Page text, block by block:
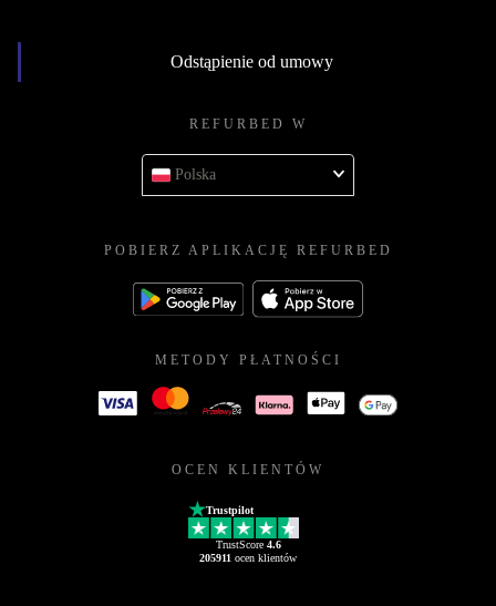
Odstąpienie od umowy
REFURBED W
Polska
POBIERZ APLIKACJĘ REFURBED
METODY PŁATNOŚCI
OCEN KLIENTÓW
Trustpilot
TrustScore 4.6
205911 ocen klientów